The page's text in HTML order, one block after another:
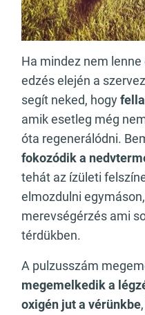
Ha mindez nem
edzés elején a
segít neked, hogy
amik esetleg még
óta regenerálódni.
fokozódik a
tehát az ízületi
elmozdulni
merevségérzés ami
térdükben.
A pulzusszám
megemelkedik a
oxigén jut a vérünkbe